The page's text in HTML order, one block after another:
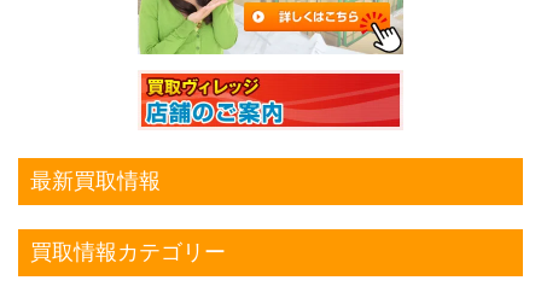
最新買取情報
買取情報カテゴリー